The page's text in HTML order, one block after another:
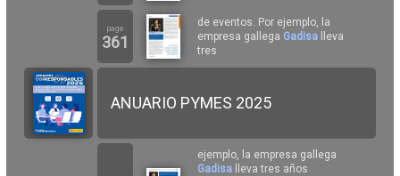
page
361
de eventos. Por ejemplo, la
empresa gallega Gadisa lleva
tres
ANUARIO PYMES 2025
ejemplo, la empresa gallega
Gadisa lleva tres años